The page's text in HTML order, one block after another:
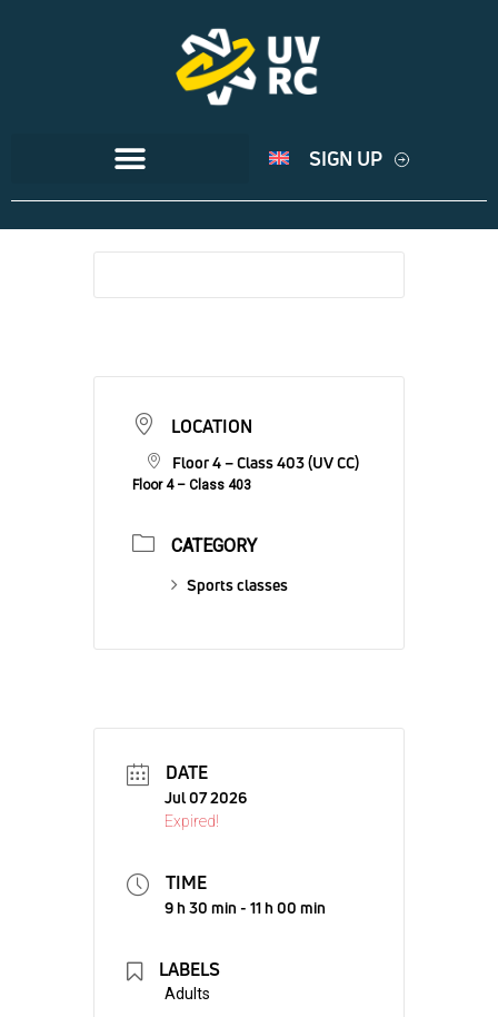
SIGN UP
LOCATION
Floor 4 – Class 403 (UV CC)
Floor 4 – Class 403
CATEGORY
Sports classes
DATE
Jul 07 2026
Expired!
TIME
9 h 30 min - 11 h 00 min
LABELS
Adults